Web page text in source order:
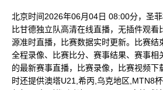
北京时间2026年06月04日 08:00分，圣
比甘德独立队高清在线直播，无插件观看
源准时直播，比赛数据实时更新。比赛结
全程录像、比赛比分、赛事结果、赛事相
的最新赛事直播，比赛录像，比赛视频下
时还提供澳塔U21,希丙,乌克地区,MTN8